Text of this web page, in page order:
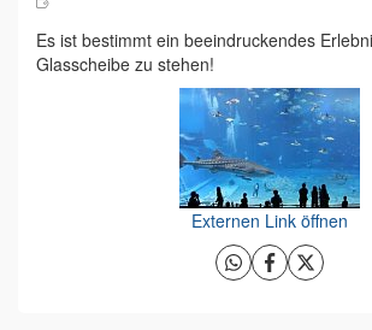
Es ist bestimmt ein beeindruckendes
Glasscheibe zu stehen!
Externen Link öffnen